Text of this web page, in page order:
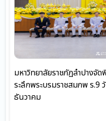
มหาวิทยาลัยราชภัฏลำปางจั
ระลึกพระบรมราชสมภพ ร.9
ธันวาคม